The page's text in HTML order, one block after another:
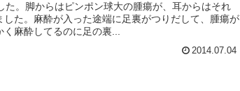
。脚からはピンポン球大の腫瘍が、耳からはそれ
た。麻酔が入った途端に足裏がつりだして、腫瘍が
麻酔してるのに足の裏...
2014.07.04